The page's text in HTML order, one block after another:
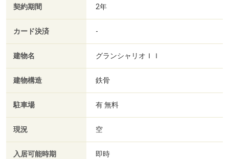
契約期間 2年
カード決済 -
建物名 グランシャリオＩＩ
建物構造 鉄骨
駐車場 有 無料
現況 空
入居可能時期 即時